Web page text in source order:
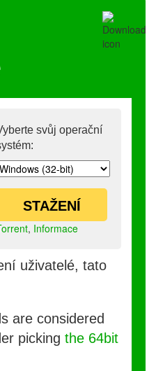
svůj operační
STAŽENÍ
, Informace
uživatelé, tato
are considered
picking the 64bit